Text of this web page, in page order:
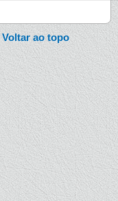
Voltar ao topo